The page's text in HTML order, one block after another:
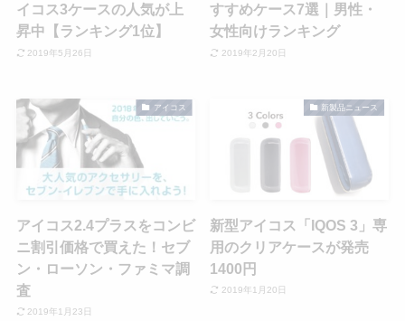
イコス3ケースの人気が上
昇中【ランキング1位】
2019年5月26日
すすめケース7選｜男性・
女性向けランキング
2019年2月20日
アイコス
アイコス2.4プラスをコンビ
ニ割引価格で買えた！セブ
ン・ローソン・ファミマ調
査
2019年1月23日
新製品ニュース
新型アイコス「IQOS 3」専
用のクリアケースが発売
1400円
2019年1月20日